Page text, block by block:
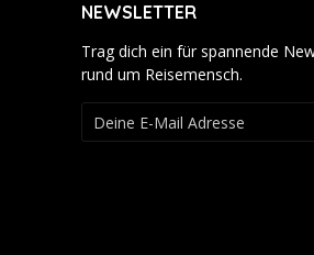
NEWSLETTER
Trag dich ein für spannende
rund um Reisemensch.